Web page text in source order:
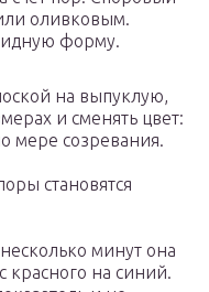
оливковым.
форму.
на выпуклую,
и сменять цвет:
мере созревания.
становятся
минут она
красного на синий.